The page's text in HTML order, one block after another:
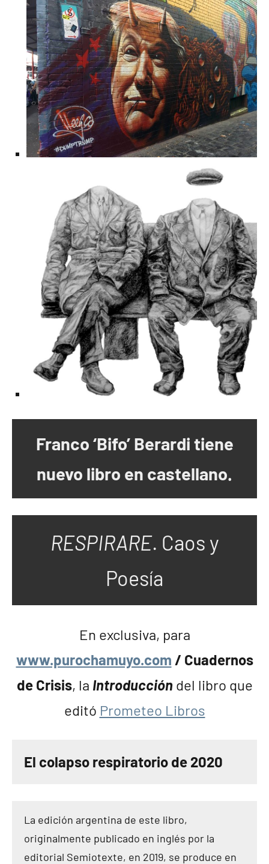
Franco ‘Bifo’ Berardi tiene
nuevo libro en castellano.
RESPIRARE. Caos y
Poesía
En exclusiva, para
www.purochamuyo.com / Cuadernos
de Crisis, la Introduccióndel libro que
editó Prometeo Libros
El colapso respiratorio de 2020
La edición argentina de este libro,
originalmente publicado en inglés por la
editorial Semiotexte, en 2019, se produce en